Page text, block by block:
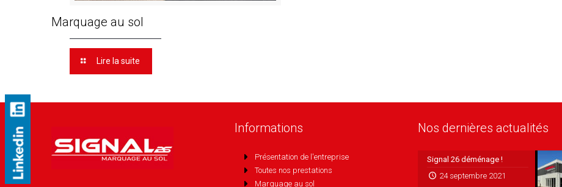
Marquage au sol
Lire la suite
Informations
Présentation de l'entreprise
Toutes nos prestations
Marquage au sol
Nos dernières actualités
Signal 26 déménage !
24 septembre 2021